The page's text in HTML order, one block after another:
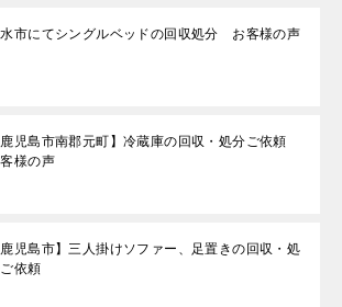
市にてシングルベッドの回収処分 お客様の声
鹿児島市南郡元町】冷蔵庫の回収・処分ご依頼
様の声
鹿児島市】三人掛けソファー、足置きの回収・処
依頼